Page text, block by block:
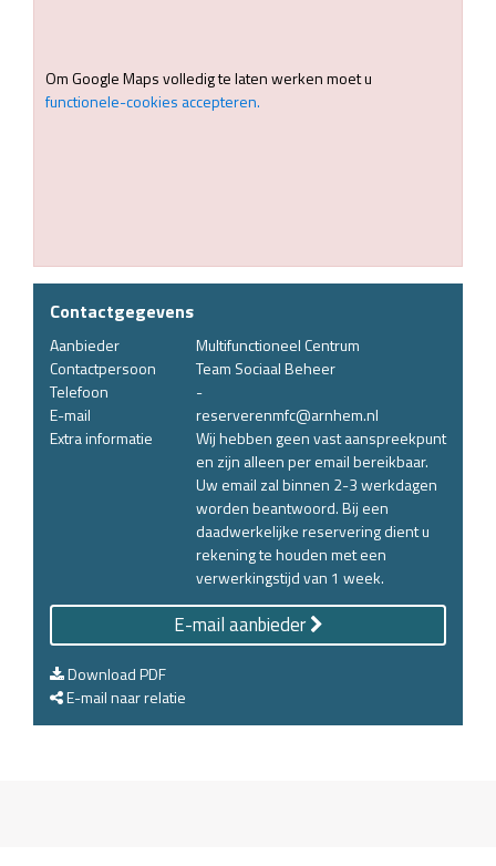
Om Google Maps volledig te laten werken moet u
functionele-cookies accepteren.
Contactgegevens
Aanbieder
Multifunctioneel Centrum
Contactpersoon
Team Sociaal Beheer
Telefoon
-
E-mail
reserverenmfc@arnhem.nl
Extra informatie
Wij hebben geen vast aanspreekpunt
en zijn alleen per email bereikbaar.
Uw email zal binnen 2-3 werkdagen
worden beantwoord. Bij een
daadwerkelijke reservering dient u
rekening te houden met een
verwerkingstijd van 1 week.
E-mail aanbieder
Download PDF
E-mail naar relatie